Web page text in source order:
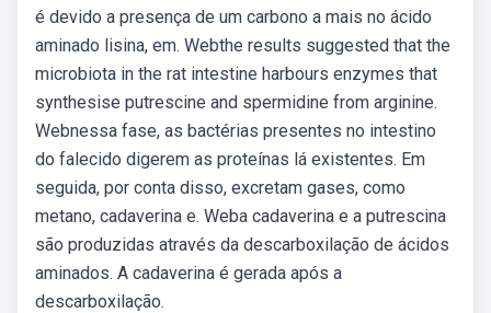
é devido a presença de um carbono a mais no ácido
aminado lisina, em. Webthe results suggested that the
microbiota in the rat intestine harbours enzymes that
synthesise putrescine and spermidine from arginine.
Webnessa fase, as bactérias presentes no intestino
do falecido digerem as proteínas lá existentes. Em
seguida, por conta disso, excretam gases, como
metano, cadaverina e. Weba cadaverina e a putrescina
são produzidas através da descarboxilação de ácidos
aminados. A cadaverina é gerada após a
descarboxilação.